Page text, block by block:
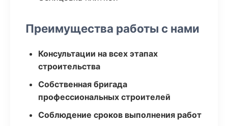
Преимущества работы с нами
Консультации на всех этапах
строительства
Собственная бригада
профессиональных строителей
Соблюдение сроков выполнения работ